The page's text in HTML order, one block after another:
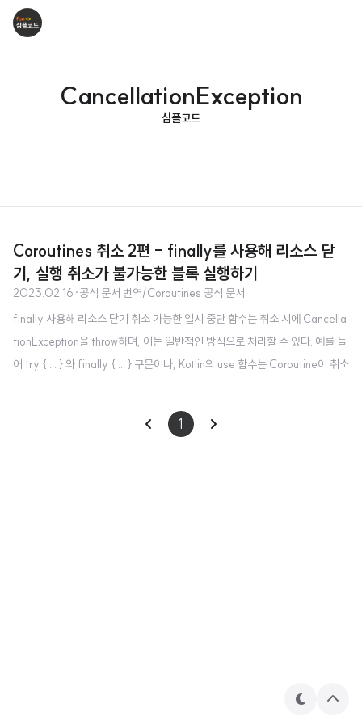
CancellationException
심플코드
Coroutines 취소 2편 - finally를 사용해 리소스 닫
기, 실행 취소가 불가능한 블록 실행하기
2023.02.16 ·공식 문서 번역/Coroutines 공식 문서
finally 사용해 리소스 닫기 취소 가능한 일시 중단 함수는 취소 시에 Cancella
tionException을 throw하며, 이는 일반적인 방식으로 처리할 수 있다. 예를 들
어 try { ... } 와 finally { ... } 구문이나, Kotlin의 use 함수는 Coroutine이 취소
in() = runBlocking { val job = launch { try { repeat(1000) { i -> printl
n("job: I'm sleeping $i ...") delay(500L) } } finally { println("job: I'm ru
1
테
상